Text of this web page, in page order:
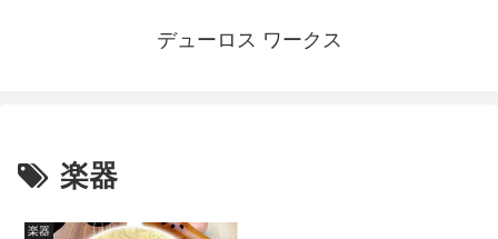
デューロス ワークス
楽器
楽器